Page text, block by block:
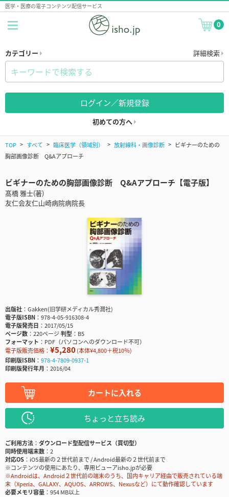
医学・医療の電子コンテンツ配信サービス
0
カテゴリー 詳細検索
ログイン／新規登録
初めての方へ
TOP すべて 臨床医学（領域別） 放射線科・画像診断
ビギナーのための
胸部画像診断 Q&Aアプローチ
ビギナーのための胸部画像診断 Q&Aアプローチ【電子版】
髙橋 雅士(著)
友仁会友仁山崎病院病院長
出版社
Gakken(旧学研メディカル秀潤社)
電子版ISBN
978-4-05-916308-4
電子版発売日
2017/05/15
ページ数
220ページ判型
B5
フォーマット
PDF（パソコンへのダウンロード不可）
電子版販売価格： ¥5,280(本体¥4,800＋税10％)
印刷版ISBN
978-4-7809-0937-1
印刷版発行年月
2016/04
カートに入れる
ちょっと立ち読み
ご利用方法
ダウンロード型配信サービス（買切型）
同時使用端末数
2
対応OS
iOS最新の２世代前まで / Android最新の２世代前まで
※コンテンツの使用にあたり、専用ビューアisho.jpが必要
※Androidは、Android２世代前の端末のうち、国内キャリア経由で販売されている端
末（Xperia、GALAXY、AQUOS、ARROWS、Nexusなど）にて動作確認しています
必要メモリ容量
954 MB以上